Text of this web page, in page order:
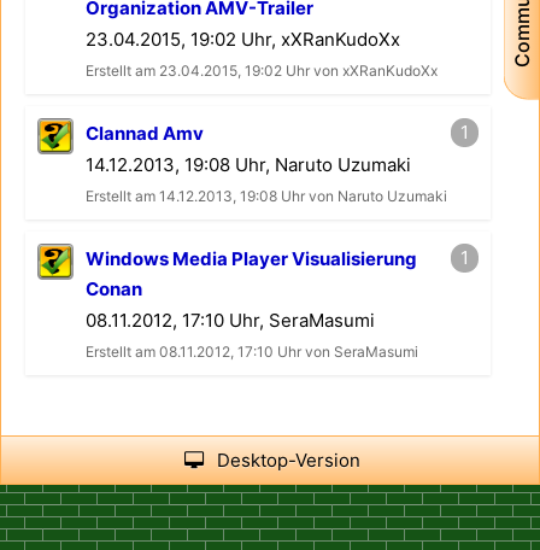
Organization AMV-Trailer
23.04.2015, 19:02 Uhr, xXRanKudoXx
Erstellt am 23.04.2015, 19:02 Uhr von xXRanKudoXx
Clannad Amv
14.12.2013, 19:08 Uhr, Naruto Uzumaki
Erstellt am 14.12.2013, 19:08 Uhr von Naruto Uzumaki
1
Windows Media Player Visualisierung
Conan
08.11.2012, 17:10 Uhr, SeraMasumi
Erstellt am 08.11.2012, 17:10 Uhr von SeraMasumi
1
Desktop-Version